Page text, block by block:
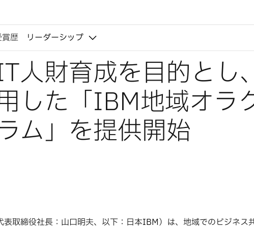
賞歴 リーダーシップ
財育成を目的とし、
した「IBM地域オラ
ム」を提供開始
取締役社長：山口明夫、以下：日本IBM）は、地域でのビジネス